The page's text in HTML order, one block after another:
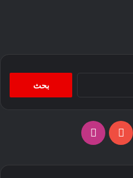
‫YouTubeانستقرام